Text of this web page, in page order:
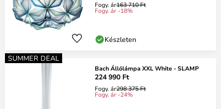
Fogy. ár163 710 Ft
Fogy. ár -18%
Készleten
SUMMER DEAL
Bach Állólámpa XXL White - SLAMP
224 990 Ft
Fogy. ár298 375 Ft
Fogy. ár -24%